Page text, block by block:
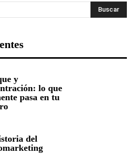
Buscar
y
lo que
pasa en tu
del